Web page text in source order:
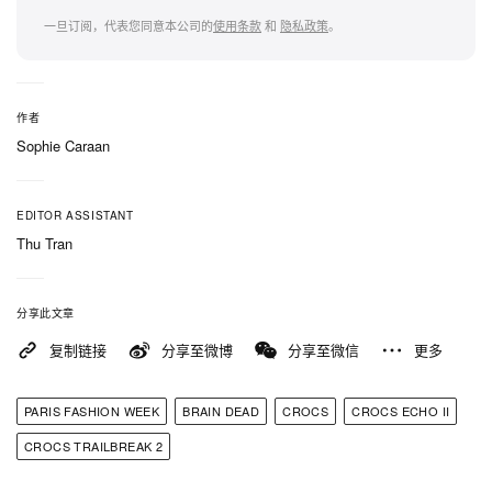
Echo II 和 Trailbreak 2 的鞋型一开始就很吸引我，因
来自环绕我的自然景致，几乎宛如一幅画——月光映
照水面、冷调风景、湿润岩石、蜗牛，以及各种有机
新塑形。」
一旦订阅，代表您同意本公司的使用条款和 隐私政策。
作者
Sophie Caraan
EDITOR ASSISTANT
Thu Tran
分享此文章
复制链接 分享至微博 分享至微信 更多
PARIS FASHION WEEK BRAIN DEAD CROCS
CROCS ECHO II
CROCS TRAILBREAK 2